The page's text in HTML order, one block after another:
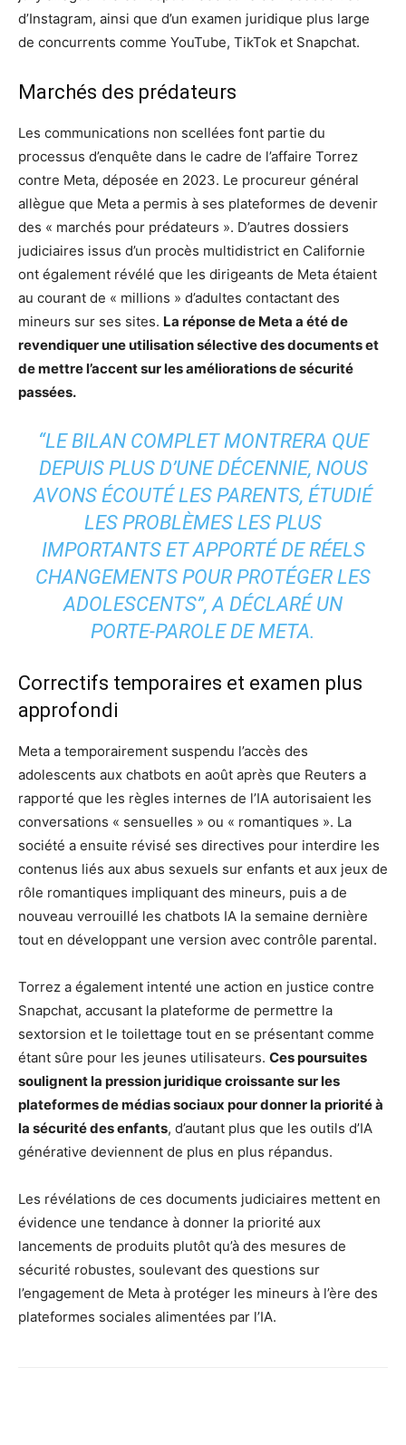
d’Instagram, ainsi que d’un examen juridique plus large
de concurrents comme YouTube, TikTok et Snapchat.
Marchés des prédateurs
Les communications non scellées font partie du
processus d’enquête dans le cadre de l’affaire Torrez
contre Meta, déposée en 2023. Le procureur général
allègue que Meta a permis à ses plateformes de devenir
des « marchés pour prédateurs ». D’autres dossiers
judiciaires issus d’un procès multidistrict en Californie
ont également révélé que les dirigeants de Meta étaient
au courant de « millions » d’adultes contactant des
mineurs sur ses sites. La réponse de Meta a été de
revendiquer une utilisation sélective des documents et
de mettre l’accent sur les améliorations de sécurité
passées.
“LE BILAN COMPLET MONTRERA QUE
DEPUIS PLUS D’UNE DÉCENNIE, NOUS
AVONS ÉCOUTÉ LES PARENTS, ÉTUDIÉ
LES PROBLÈMES LES PLUS
IMPORTANTS ET APPORTÉ DE RÉELS
CHANGEMENTS POUR PROTÉGER LES
ADOLESCENTS”, A DÉCLARÉ UN
PORTE-PAROLE DE META.
Correctifs temporaires et examen plus
approfondi
Meta a temporairement suspendu l’accès des
adolescents aux chatbots en août après que Reuters a
rapporté que les règles internes de l’IA autorisaient les
conversations « sensuelles » ou « romantiques ». La
société a ensuite révisé ses directives pour interdire les
contenus liés aux abus sexuels sur enfants et aux jeux de
rôle romantiques impliquant des mineurs, puis a de
nouveau verrouillé les chatbots IA la semaine dernière
tout en développant une version avec contrôle parental.
Torrez a également intenté une action en justice contre
Snapchat, accusant la plateforme de permettre la
sextorsion et le toilettage tout en se présentant comme
étant sûre pour les jeunes utilisateurs. Ces poursuites
soulignent la pression juridique croissante sur les
plateformes de médias sociaux pour donner la priorité à
la sécurité des enfants, d’autant plus que les outils d’IA
générative deviennent de plus en plus répandus.
Les révélations de ces documents judiciaires mettent en
évidence une tendance à donner la priorité aux
lancements de produits plutôt qu’à des mesures de
sécurité robustes, soulevant des questions sur
l’engagement de Meta à protéger les mineurs à l’ère des
plateformes sociales alimentées par l’IA.